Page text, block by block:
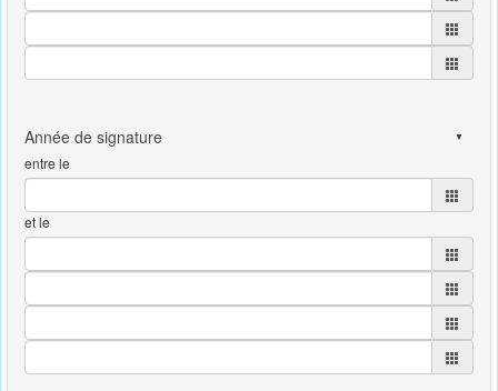
entre le
et le